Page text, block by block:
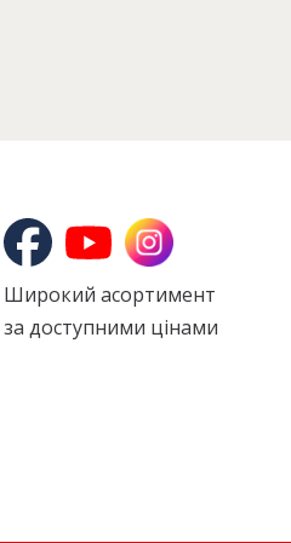
Широкий асортимент
за доступними цінами